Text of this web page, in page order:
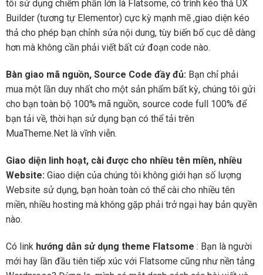
tôi sử dụng chiếm phần lớn là Flatsome, có trình kéo thả UX
Builder (tương tự Elementor) cực kỳ mạnh mẽ ,giao diện kéo
thả cho phép bạn chỉnh sửa nội dung, tùy biến bố cục dễ dàng
hơn mà không cần phải viết bất cứ đoạn code nào.
Bàn giao mã nguồn, Source Code đầy đủ: Bạn chỉ phải
mua một lần duy nhất cho một sản phẩm bất kỳ, chúng tôi gửi
cho bạn toàn bộ 100% mã nguồn, source code full 100% để
bạn tải về, thời hạn sử dụng bạn có thể tải trên
MuaTheme.Net là vĩnh viễn.
Giao diện linh hoạt, cài được cho nhiều tên miền, nhiều
Website: Giao diện của chúng tôi không giới hạn số lượng
Website sử dụng, bạn hoàn toàn có thể cài cho nhiều tên
miền, nhiều hosting mà không gặp phải trở ngại hay bản quyền
nào.
Có link hướng dẫn sử dụng theme Flatsome : Bạn là người
mới hay lần đầu tiên tiếp xúc với Flatsome cũng như nền tảng